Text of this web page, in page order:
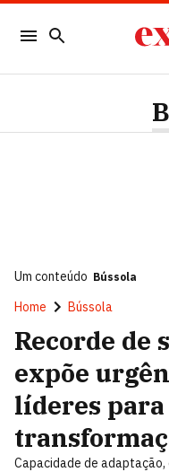
Um conteúdo Bússola
Home Bússola
Recorde de
expõe
líderes
Capacidade de